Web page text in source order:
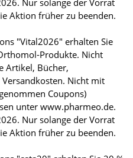
Nur solange der Vorrat
Aktion früher zu beenden.
"Vital2026" erhalten Sie
Produkte. Nicht
Artikel, Bücher,
Nicht mit
Coupons)
unter www.pharmeo.de.
Nur solange der Vorrat
Aktion früher zu beenden.